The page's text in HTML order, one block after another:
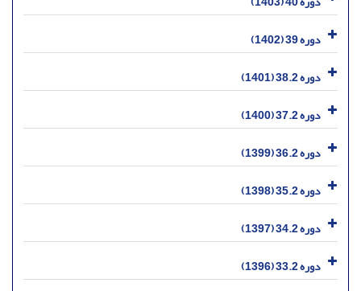
دوره 39 (1402)
دوره 38.2 (1401)
دوره 37.2 (1400)
دوره 36.2 (1399)
دوره 35.2 (1398)
دوره 34.2 (1397)
دوره 33.2 (1396)